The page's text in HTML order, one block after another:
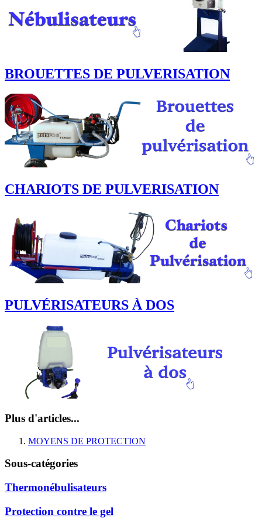
BROUETTES DE PULVERISATION
CHARIOTS DE PULVERISATION
PULVÉRISATEURS À DOS
Plus d'articles...
MOYENS DE PROTECTION
Sous-catégories
Thermonébulisateurs
Protection contre le gel